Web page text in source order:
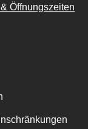
Öffnungszeiten